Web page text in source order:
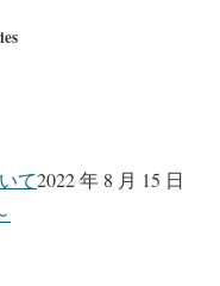
て2022 年 8 月 15 日